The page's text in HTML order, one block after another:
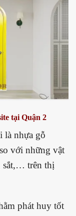
tại Quận 2
là nhựa gỗ
với những vật
sắt,… trên thị
phát huy tốt